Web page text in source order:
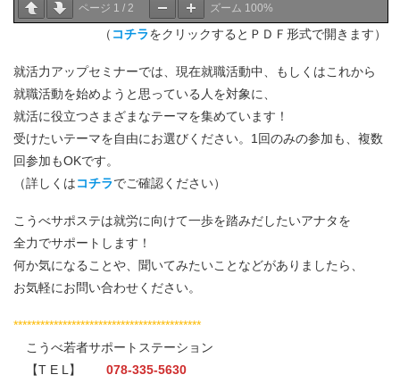
ページ 1 / 2 ズーム 100%
（ コチラをクリックするとＰＤＦ形式で開きます）
就活力アップセミナーでは、現在就職活動中、もしくはこれから
就職活動を始めようと思っている人を対象に、
就活に役立つさまざまなテーマを集めています！
受けたいテーマを自由にお選びください。1回のみの参加も、複数
回参加もOKです。
（詳しくはコチラでご確認ください）
こうべサポステは就労に向けて一歩を踏みだしたいアナタを
全力でサポートします！
何か気になることや、聞いてみたいことなどがありましたら、
お気軽にお問い合わせください。
******************************************
こうべ若者サポートステーション
【T E L】 078-335-5630